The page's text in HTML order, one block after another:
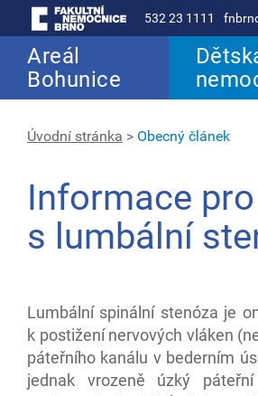
532 23 1111
Areál
Bohunice
Úvodní stránka > Obecný článek
Informace
s lumbální
Lumbální spinální stenóza je
k postižení nervových vláken
páteřního kanálu v bederním
jednak vrozeně úzký